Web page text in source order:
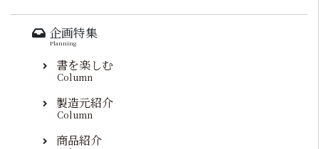
企画特集
Planning
書を楽しむ
Column
製造元紹介
Column
商品紹介